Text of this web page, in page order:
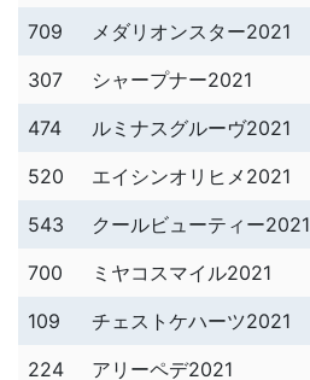
709
メダリオンスター2021
307
シャープナー2021
474
ルミナスグルーヴ2021
520
エイシンオリヒメ2021
543
クールビューティー2021
700
ミヤコスマイル2021
109
チェストケハーツ2021
224
アリーペデ2021